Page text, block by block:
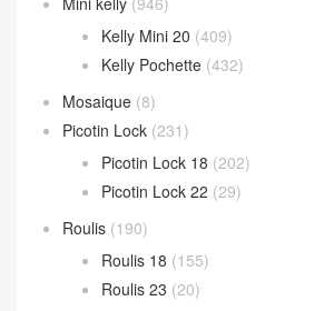
Kelly Mini 20 (409)
Kelly Pochette (432)
Mosaique (8)
Picotin Lock (231)
Picotin Lock 18 (202)
Picotin Lock 22 (29)
Roulis (190)
Roulis 18 (155)
Roulis 23 (20)